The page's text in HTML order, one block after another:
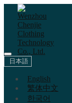
日本語
English
繁体中文
한국어